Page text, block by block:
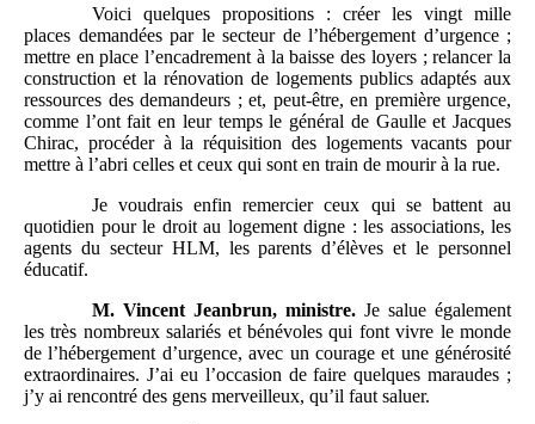
Voici quelques propositions : créer les vingt mille
places demandées par le secteur de l’hébergement d’urgence ;
mettre en place l’encadrement à la baisse des loyers ; relancer la
construction et la rénovation de logements publics adaptés aux
ressources des demandeurs ; et, peut-être, en première urgence,
comme l’ont fait en leur temps le général de Gaulle et Jacques
Chirac, procéder à la réquisition des logements vacants pour
mettre à l’abri celles et ceux qui sont en train de mourir à la rue.
Je voudrais enfin remercier ceux qui se battent au
quotidien pour le droit au logement digne : les associations, les
agents du secteur HLM, les parents d’élèves et le personnel
éducatif.
M. Vincent Jeanbrun, ministre.Je salue également
les très nombreux salariés et bénévoles qui font vivre le monde
de l’hébergement d’urgence, avec un courage et une générosité
extraordinaires. J’ai eu l’occasion de faire quelques maraudes ;
j’y ai rencontré des gens merveilleux, qu’il faut saluer.